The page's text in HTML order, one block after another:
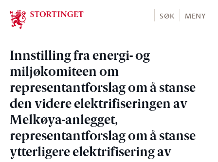
Stortinget.no
SØK MENY
Innstilling fra energi- og
miljøkomiteen om
representantforslag om å stanse
den videre elektrifiseringen av
Melkøya-anlegget,
representantforslag om å stanse
ytterligere elektrifisering av